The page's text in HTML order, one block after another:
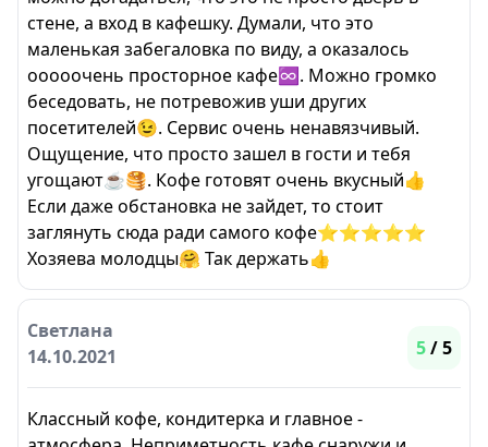
стене, а вход в кафешку. Думали, что это
маленькая забегаловка по виду, а оказалось
ооооочень просторное кафе♾️. Можно громко
беседовать, не потревожив уши других
посетителей😉. Сервис очень ненавязчивый.
Ощущение, что просто зашел в гости и тебя
угощают☕🥞. Кофе готовят очень вкусный👍
Если даже обстановка не зайдет, то стоит
заглянуть сюда ради самого кофе⭐⭐⭐⭐⭐
Хозяева молодцы🤗 Так держать👍
Светлана
14.10.2021
5/ 5
Классный кофе, кондитерка и главное -